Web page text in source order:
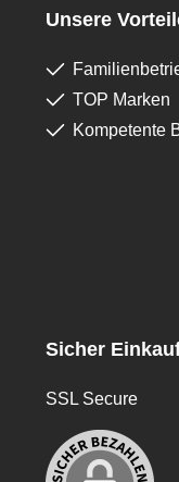
Unsere
TOP Marken
Kompetente
Sicher
SSL Secure